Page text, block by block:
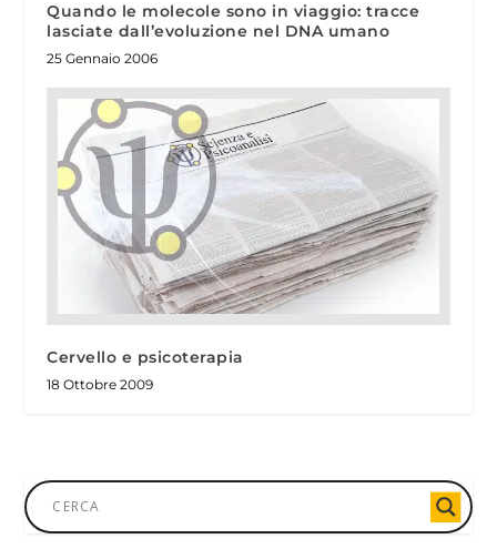
Quando le molecole sono in viaggio: tracce
lasciate dall’evoluzione nel DNA umano
25 Gennaio 2006
Cervello e psicoterapia
18 Ottobre 2009